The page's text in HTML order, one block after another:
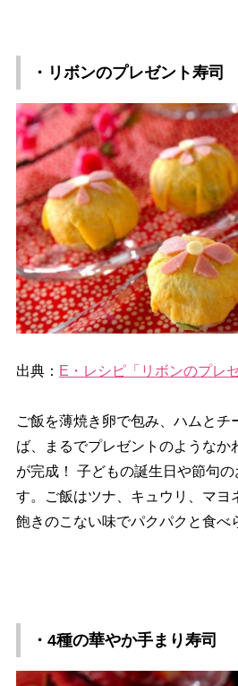
・リボンのプレゼント寿司
出典： E・レシピ「リボンのプレ
ご飯を薄焼き卵で包み、ハムとチ
ば、まるでプレゼントのようなか
が完成！ 子どもの誕生日や節句
す。ご飯はツナ、キュウリ、マヨ
飽きのこない味でパクパクと食べ
・4種の華やか手まり寿司